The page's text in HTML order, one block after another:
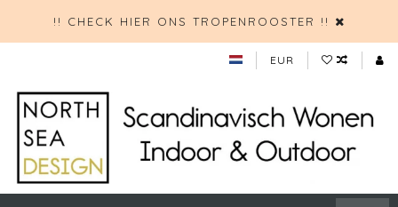
!! CHECK HIER ONS TROPENROOSTER !!
EUR